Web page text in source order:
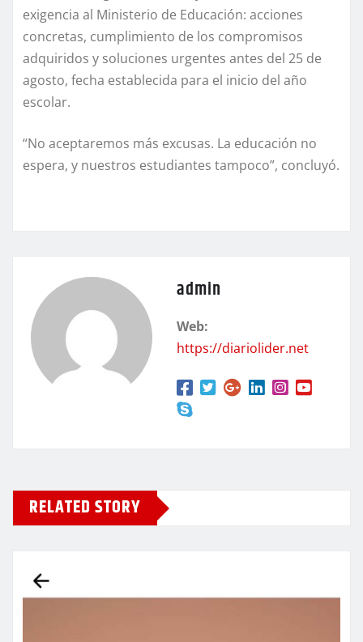
exigencia al Ministerio de Educación: acciones
concretas, cumplimiento de los compromisos
adquiridos y soluciones urgentes antes del 25 de
agosto, fecha establecida para el inicio del año
escolar.
“No aceptaremos más excusas. La educación no
espera, y nuestros estudiantes tampoco”, concluyó.
admin
Web:
https://diariolider.net
RELATED STORY